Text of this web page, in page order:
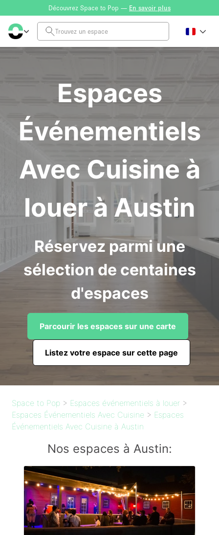
Découvrez Space to Pop — En savoir plus
Espaces
Événementiels
Avec Cuisine à
louer à Austin
Réservez parmi une
sélection de centaines
d'espaces
Parcourir les espaces sur une carte
Listez votre espace sur cette page
Space to Pop > Espaces événementiels à louer >
Espaces Événementiels Avec Cuisine > Espaces
Événementiels Avec Cuisine à Austin
Nos espaces à Austin: